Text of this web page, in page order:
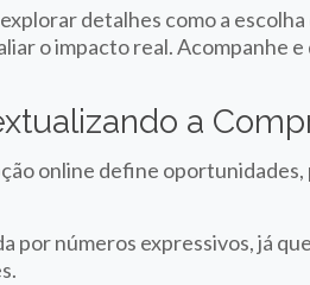
detalhes como a
o impacto real. Acompanhe
a
online define
por números expressivos, já